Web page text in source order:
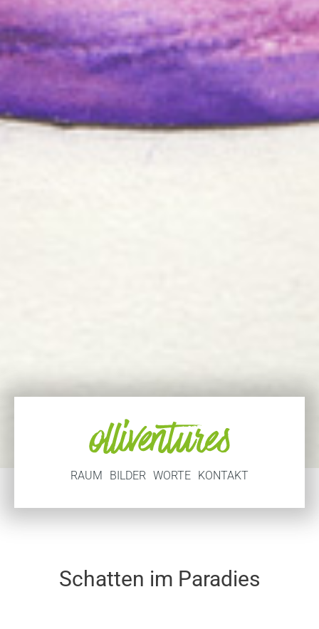
RAUM BILDER WORTE KONTAKT
Schatten im Paradies